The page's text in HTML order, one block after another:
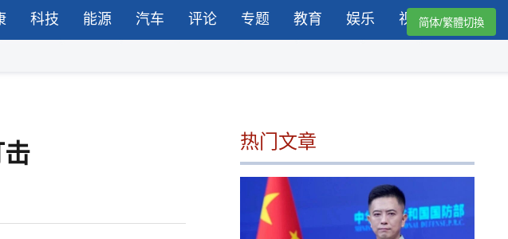
科技 能源 汽车 评论 专题 教育 娱乐 视频简体/繁體切換
热门文章